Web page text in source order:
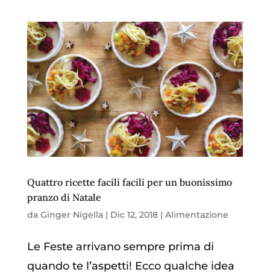
Quattro ricette facili facili per un buonissimo
pranzo di Natale
da Ginger Nigella| Dic 12, 2018| Alimentazione
Le Feste arrivano sempre prima di
quando te l’aspetti! Ecco qualche idea